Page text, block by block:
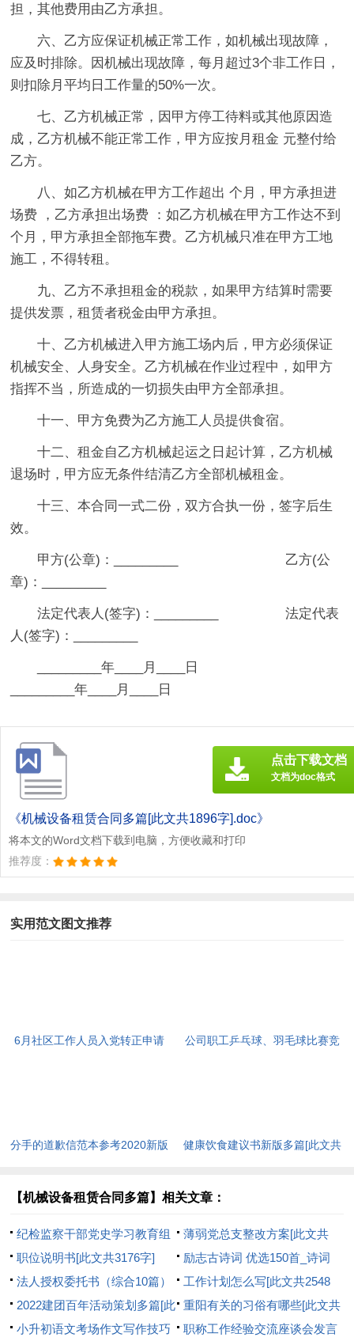
担，其他费用由乙方承担。
六、乙方应保证机械正常工作，如机械出现故障，
应及时排除。 因机械出现故障，每月超过3个非工作日，
则扣除月平均日工作量的50%一次。
七、乙方机械正常，因甲方停工待料或其他原因造
成，乙方机械不能正常工作，甲方应按月租金 元整付给
乙方。
八、如乙方机械在甲方工作超出个月，甲方承担进
场费 ，乙方承担出场费 ：如乙方机械在甲方工作达不到
个月，甲方承担全部拖车费。乙方机械只准在甲方工地
施工，不得转租。
九、乙方不承担租金的税款，如果甲方结算时需要
提供发票，租赁者税金由甲方承担。
十、乙方机械进入甲方施工场内后，甲方必须保证
机械安全、人身安全。 乙方机械在作业过程中，如甲方
指挥不当，所造成的一切损失由甲方全部承担。
十一、甲方免费为乙方施工人员提供食宿。
十二、租金自乙方机械起运之日起计算，乙方机械
退场时，甲方应无条件结清乙方全部机械租金。
十三、本合同一式二份，双方合执一份，签字后生
效。
甲方(公章)：_________ 乙方(公
章)：_________
法定代表人(签字)：_________ 法定代表
人(签字)：_________
_________年____月____日
_________年____月____日
《机械设备租赁合同多篇[此文共1896字].doc》
将本文的Word文档下载到电脑，方便收藏和打印
推荐度：
点击下载文档
文档为doc格式
实用范文图文推荐
6月社区工作人员入党转正申请
公司职工乒乓球、羽毛球比赛竞
分手的道歉信范本参考2020新版
健康饮食建议书新版多篇[此文共
【机械设备租赁合同多篇】相关文章：
纪检监察干部党史学习教育组
织生活会对照检查材料[此文共
3637字]
薄弱党总支整改方案[此文共
1264字]
职位说明书[此文共3176字]
励志古诗词 优选150首_诗词
[此文共3889字]
法人授权委托书（综合10篇）
[此文共1832字]
工作计划怎么写[此文共2548
字]
2022建团百年活动策划多篇[此
文共4803字]
重阳有关的习俗有哪些[此文共
1327字]
小升初语文考场作文写作技巧 职称工作经验交流座谈会发言